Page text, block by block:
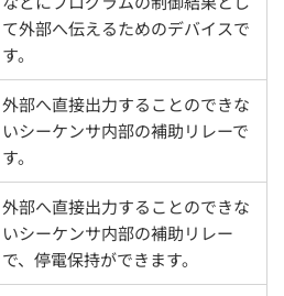
て外部へ伝えるためのデバイスで
す。
外部へ直接出力することのできな
いシーケンサ内部の補助リレーで
す。
外部へ直接出力することのできな
いシーケンサ内部の補助リレー
で、停電保持ができます。